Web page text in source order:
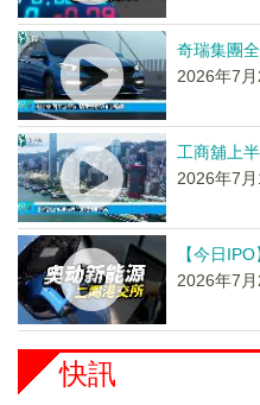
奇瑞集團
2026年7
工商舖上
2026年7
【今日
2026年7
快訊